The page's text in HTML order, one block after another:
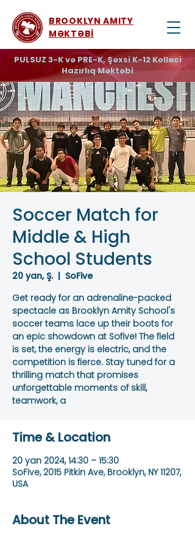
BROOKLYN AMITY
MƏKTƏBİ
PULSUZ 3-K və PRE-K, Şəxsi K-12 Kolleci
Hazırlıq Məktəbi
Soccer Match for
Middle & High
School Students
20 yan, Ş.
  |
SoFive
Get ready for an adrenaline-packed
spectacle as Brooklyn Amity School's
soccer teams lace up their boots for
an epic showdown at Sofive! The field
is set, the energy is electric, and the
competition is fierce. Stay tuned for a
thrilling match that promises
unforgettable moments of skill,
teamwork, a
Time & Location
20 yan 2024, 14:30 – 15:30
SoFive, 2015 Pitkin Ave, Brooklyn, NY 11207,
USA
About The Event